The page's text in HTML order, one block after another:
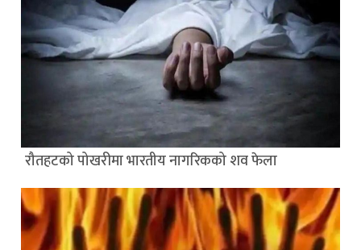
रौतहटको पोखरीमा भारतीय नागरिकको शव फेला